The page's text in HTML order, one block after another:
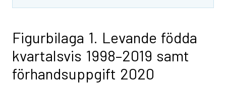
Figurbilaga 1. Levande födda
kvartalsvis 1998–2019 samt
förhandsuppgift 2020